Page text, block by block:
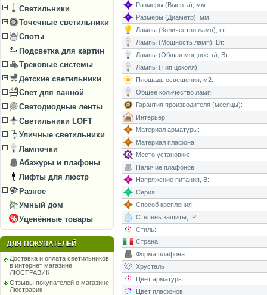
Светильники
Точечные светильники
Споты
Подсветка для картин
Трековые системы
Детские светильники
Свет для ванной
Светодиодные ленты
Светильники LOFT
Уличные светильники
Лампочки
Абажуры и плафоны
Лифты для люстр
Разное
Умный дом
Уценённые товары
ДЛЯ ПОКУПАТЕЛЕЙ
Доставка и оплата светильников
в интернет магазине
ЛЮСТРАВИК
Отзывы покупателей о магазине
Люстравик
Размеры (Высота), мм:
Размеры (Диаметр), мм:
Лампы (Количество ламп), шт:
Лампы (Мощность ламп), Вт:
Лампы (Общая мощность), Вт:
Лампы (Тип цоколя):
Площадь освещения, м2:
Общее количество ламп:
Гарантия производителя (месяцы):
Интерьер:
Материал арматуры:
Материал плафона:
Место установки:
Наличие плафонов
Напряжение питания, В:
Серия:
Способ крепления:
Степень защиты, IP:
Стиль:
Страна:
Форма плафона:
Хрусталь
Цвет арматуры:
Цвет плафонов: